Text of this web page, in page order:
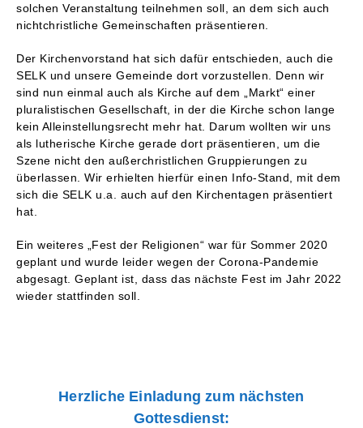
solchen Veranstaltung teilnehmen soll, an dem sich auch
nichtchristliche Gemeinschaften präsentieren.
Der Kirchenvorstand hat sich dafür entschieden, auch die
SELK und unsere Gemeinde dort vorzustellen. Denn wir
sind nun einmal auch als Kirche auf dem „Markt“ einer
pluralistischen Gesellschaft, in der die Kirche schon lange
kein Alleinstellungsrecht mehr hat. Darum wollten wir uns
als lutherische Kirche gerade dort präsentieren, um die
Szene nicht den außerchristlichen Gruppierungen zu
überlassen. Wir erhielten hierfür einen Info-Stand, mit dem
sich die SELK u.a. auch auf den Kirchentagen präsentiert
hat.
Ein weiteres „Fest der Religionen“ war für Sommer 2020
geplant und wurde leider wegen der Corona-Pandemie
abgesagt. Geplant ist, dass das nächste Fest im Jahr 2022
wieder stattfinden soll.
Herzliche Einladung zum nächsten
Gottesdienst: